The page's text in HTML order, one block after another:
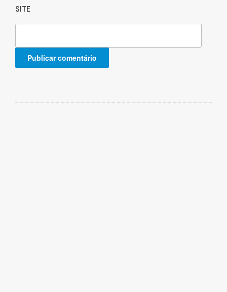
SITE